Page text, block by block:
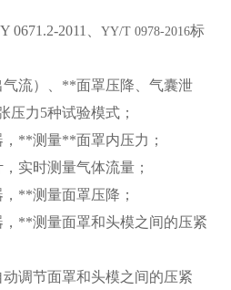
0671.2-2011、 YY/T 0978-2016标
流）、 **面罩压降
气囊泄
压力5种试验模式；
，**测量**面罩内压力 ；
实时测量气体流量；
**测量面罩压降；
**测量面罩和头模之间的压紧
调节面罩和头模之间的压紧